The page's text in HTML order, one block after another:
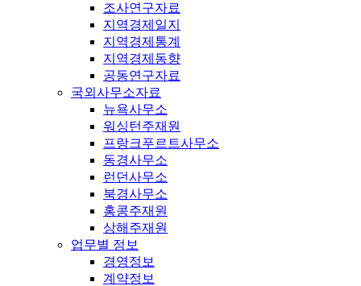
조사연구자료
지역경제일지
지역경제통계
지역경제동향
공동연구자료
국외사무소자료
뉴욕사무소
워싱턴주재원
프랑크푸르트사무소
동경사무소
런던사무소
북경사무소
홍콩주재원
상해주재원
업무별 정보
경영정보
계약정보